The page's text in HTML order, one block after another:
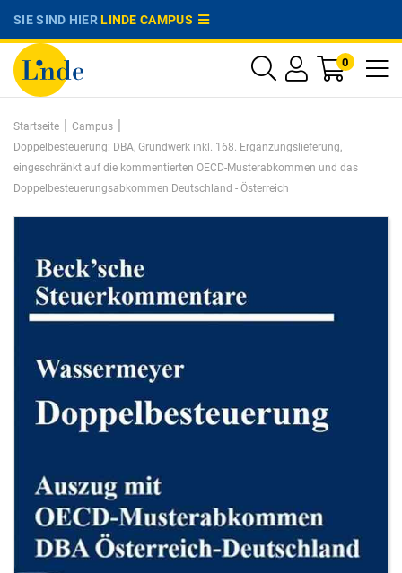
SIE SIND HIERLINDE CAMPUS
0
Startseite | Campus |
Doppelbesteuerung: DBA, Grundwerk inkl. 168. Ergänzungslieferung,
eingeschränkt auf die kommentierten OECD-Musterabkommen und das
Doppelbesteuerungsabkommen Deutschland - Österreich